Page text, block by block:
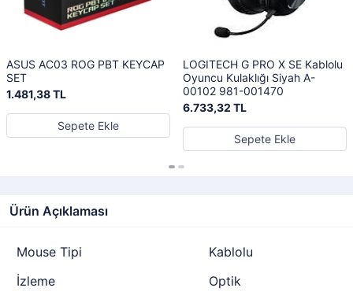
ASUS AC03 ROG PBT KEYCAP
SET
1.481,38 TL
Sepete Ekle
LOGITECH G PRO X SE Kablolu
Oyuncu Kulaklığı Siyah A-
00102 981-001470
6.733,32 TL
Sepete Ekle
Ürün Açıklaması
Mouse Tipi
Kablolu
İzleme
Optik